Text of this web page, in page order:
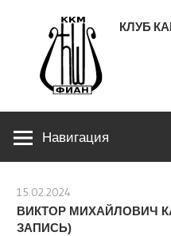
содержимому
КЛУБ
ЛЕНИНСКИЙ ПРОСПЕКТ 53
Навигация
15.02.2024
ВИКТОР МИХАЙЛОВИЧ
ЗАПИСЬ)